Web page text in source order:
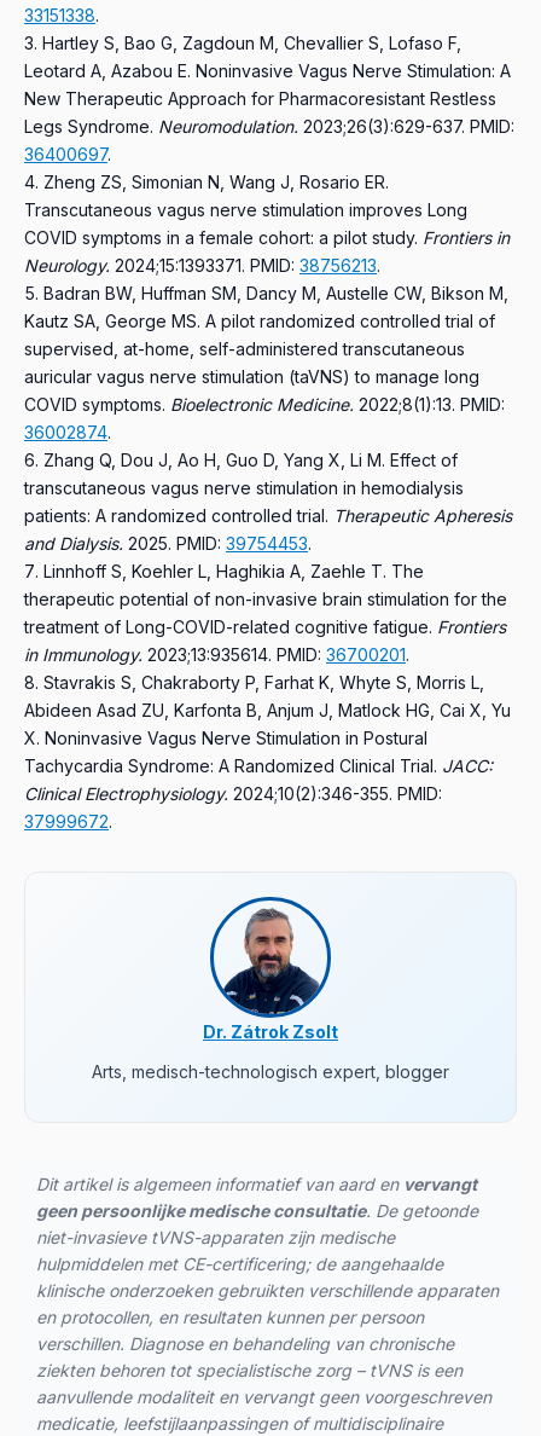
33151338.
Hartley S, Bao G, Zagdoun M, Chevallier S, Lofaso F,
Leotard A, Azabou E. Noninvasive Vagus Nerve Stimulation: A
New Therapeutic Approach for Pharmacoresistant Restless
Legs Syndrome. Neuromodulation. 2023;26(3):629-637. PMID:
36400697.
Zheng ZS, Simonian N, Wang J, Rosario ER.
Transcutaneous vagus nerve stimulation improves Long
COVID symptoms in a female cohort: a pilot study. Frontiers in
Neurology. 2024;15:1393371. PMID: 38756213.
Badran BW, Huffman SM, Dancy M, Austelle CW, Bikson M,
Kautz SA, George MS. A pilot randomized controlled trial of
supervised, at-home, self-administered transcutaneous
auricular vagus nerve stimulation (taVNS) to manage long
COVID symptoms. Bioelectronic Medicine. 2022;8(1):13. PMID:
36002874.
Zhang Q, Dou J, Ao H, Guo D, Yang X, Li M. Effect of
transcutaneous vagus nerve stimulation in hemodialysis
patients: A randomized controlled trial. Therapeutic Apheresis
and Dialysis. 2025. PMID: 39754453.
Linnhoff S, Koehler L, Haghikia A, Zaehle T. The
therapeutic potential of non-invasive brain stimulation for the
treatment of Long-COVID-related cognitive fatigue. Frontiers
in Immunology. 2023;13:935614. PMID: 36700201.
Stavrakis S, Chakraborty P, Farhat K, Whyte S, Morris L,
Abideen Asad ZU, Karfonta B, Anjum J, Matlock HG, Cai X, Yu
X. Noninvasive Vagus Nerve Stimulation in Postural
Tachycardia Syndrome: A Randomized Clinical Trial. JACC:
Clinical Electrophysiology. 2024;10(2):346-355. PMID:
37999672.
Dr. Zátrok Zsolt
Arts, medisch-technologisch expert, blogger
Dit artikel is algemeen informatief van aard en vervangt
geen persoonlijke medische consultatie. De getoonde
niet-invasieve tVNS-apparaten zijn medische
hulpmiddelen met CE-certificering; de aangehaalde
klinische onderzoeken gebruikten verschillende apparaten
en protocollen, en resultaten kunnen per persoon
verschillen. Diagnose en behandeling van chronische
ziekten behoren tot specialistische zorg – tVNS is een
aanvullende modaliteit en vervangt geen voorgeschreven
medicatie, leefstijlaanpassingen of multidisciplinaire